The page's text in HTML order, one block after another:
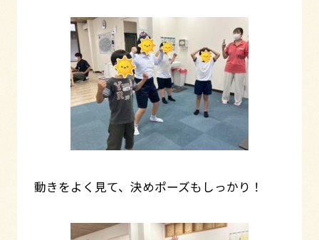
動きをよく見て、決めポーズもしっかり！